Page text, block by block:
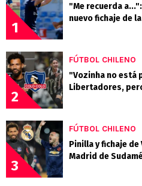
1
"Me recuerda
nuevo fichaje de la
2
FÚTBOL CHILENO
"Vozinha no está
Libertadores,
3
FÚTBOL CHILENO
Pinilla y fichaje de
Madrid de